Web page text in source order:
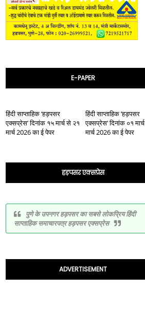
E-PAPER
हिंदी साप्ताहिक ‘हड़पसर
एक्सप्रेस’ दिनांक १५ मार्च से २१
मार्च 2026 का ई पेपर
हिंदी साप्ताहिक ‘हड़पसर
एक्सप्रेस’ दिनांक ०१
मार्च 2026 का ई पेपर
हड़पसर एक्सप्रेस
पुणे के उपनगर हड़पसर का सबसे लोकप्रिय हिंदी
साप्ताहिक समाचारपत्र हड़पसर एक्सप्रेस
ADVERTISEMENT